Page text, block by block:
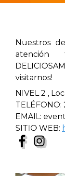
Nuestros
atención
visitarnos!
NIVEL 2 ,
TELÉFONO:
EMAIL:
SITIO WEB: